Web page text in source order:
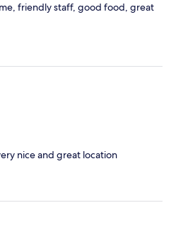
friendly staff, good food, great
nice and great location